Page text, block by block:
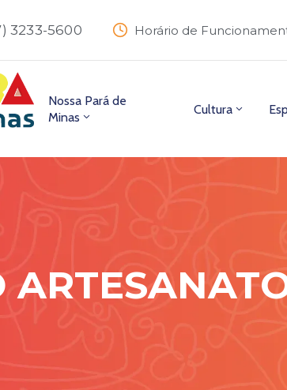
3233-5600 Horário de
Nossa Pará de
Minas
Cultura